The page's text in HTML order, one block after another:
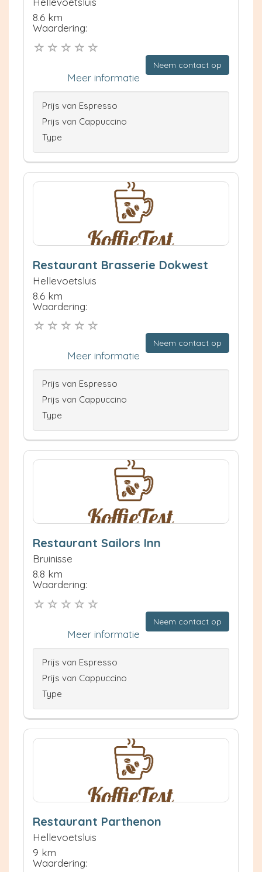
8.6 km
Waardering:
Neem contact op
Meer informatie
Prijs van Espresso
Prijs van Cappuccino
Type
Restaurant Brasserie Dokwest
Hellevoetsluis
8.6 km
Waardering:
Neem contact op
Meer informatie
Prijs van Espresso
Prijs van Cappuccino
Type
Restaurant Sailors Inn
Bruinisse
8.8 km
Waardering:
Neem contact op
Meer informatie
Prijs van Espresso
Prijs van Cappuccino
Type
Restaurant Parthenon
Hellevoetsluis
9 km
Waardering: